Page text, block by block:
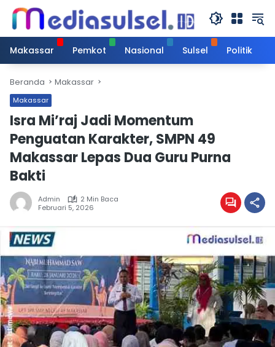
Langsung
konten
Makassar
Pemkot Nasional Sulsel Politik
Beranda Makassar
Makassar
Isra Mi’raj Jadi Momentum
Penguatan Karakter, SMPN 49
Makassar Lepas Dua Guru Purna
Bakti
Admin
2 Min Baca
Februari 5, 2026